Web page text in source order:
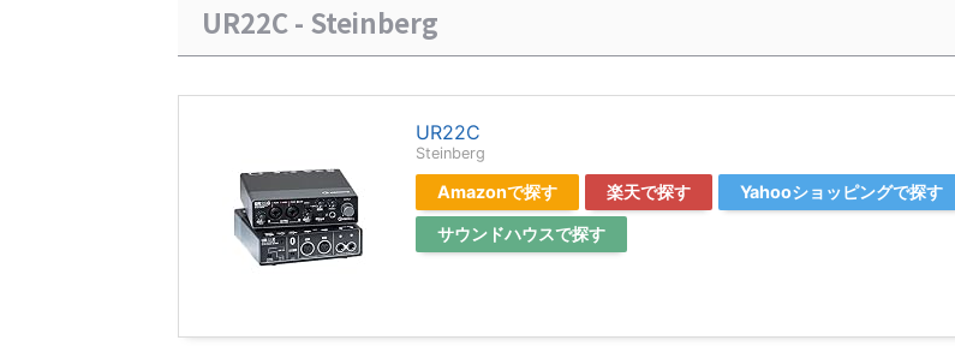
UR22C - Steinberg
UR22C
Steinberg
Amazonで探す 楽天で探す Yahooショッピングで探す
サウンドハウスで探す